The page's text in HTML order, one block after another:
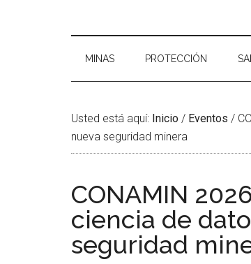
MINAS PROTECCIÓN
Usted está aquí: Inicio / Eventos /
nueva seguridad minera
CONAMIN
ciencia de
seguridad